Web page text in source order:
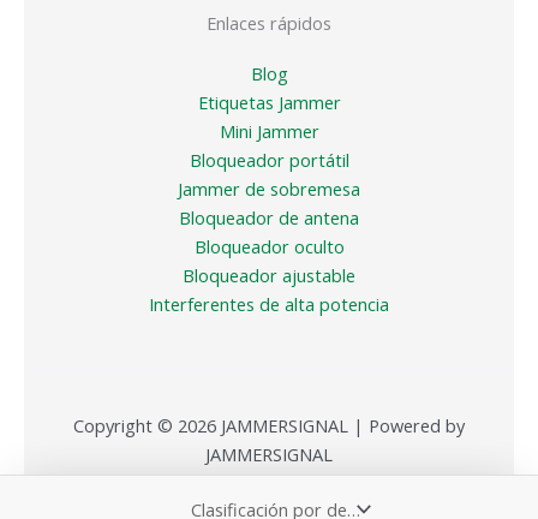
Enlaces rápidos
Blog
Etiquetas Jammer
Mini Jammer
Bloqueador portátil
Jammer de sobremesa
Bloqueador de antena
Bloqueador oculto
Bloqueador ajustable
Interferentes de alta potencia
Copyright © 2026 JAMMERSIGNAL | Powered by
JAMMERSIGNAL